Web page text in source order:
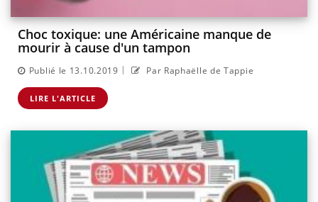
Choc toxique: une Américaine manque de
mourir à cause d'un tampon
Publié le 13.10.2019 | Par Raphaëlle de Tappie
LIRE L'ARTICLE